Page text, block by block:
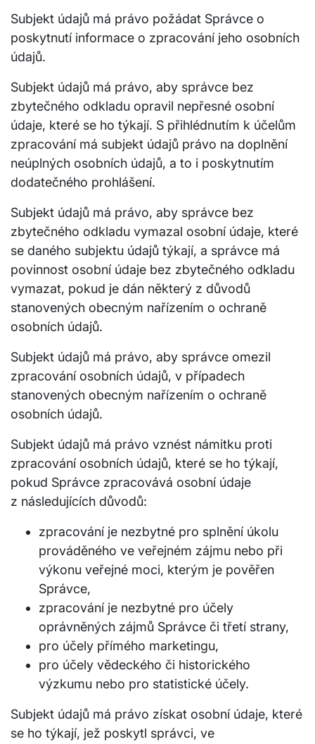
Subjekt údajů má právo požádat Správce o
poskytnutí informace o zpracování jeho osobních
údajů.
Subjekt údajů má právo, aby správce bez
zbytečného odkladu opravil nepřesné osobní
údaje, které se ho týkají. S přihlédnutím k účelům
zpracování má subjekt údajů právo na doplnění
neúplných osobních údajů, a to i poskytnutím
dodatečného prohlášení.
Subjekt údajů má právo, aby správce bez
zbytečného odkladu vymazal osobní údaje, které
se daného subjektu údajů týkají, a správce má
povinnost osobní údaje bez zbytečného odkladu
vymazat, pokud je dán některý z důvodů
stanovených obecným nařízením o ochraně
osobních údajů.
Subjekt údajů má právo, aby správce omezil
zpracování osobních údajů, v případech
stanovených obecným nařízením o ochraně
osobních údajů.
Subjekt údajů má právo vznést námitku proti
zpracování osobních údajů, které se ho týkají,
pokud Správce zpracovává osobní údaje
z následujících důvodů:
zpracování je nezbytné pro splnění úkolu
prováděného ve veřejném zájmu nebo při
výkonu veřejné moci, kterým je pověřen
Správce,
zpracování je nezbytné pro účely
oprávněných zájmů Správce či třetí strany,
pro účely přímého marketingu,
pro účely vědeckého či historického
výzkumu nebo pro statistické účely.
Subjekt údajů má právo získat osobní údaje, které
se ho týkají, jež poskytl správci, ve